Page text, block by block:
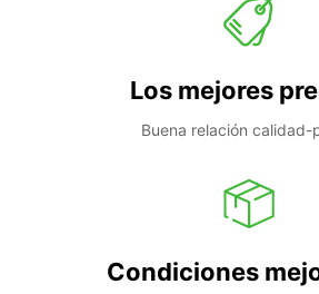
Los mejores
Buena relación calidad-
Condiciones